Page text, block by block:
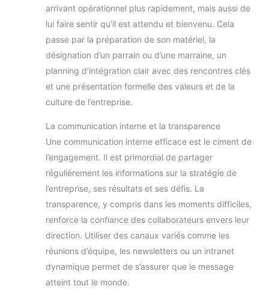
ports, dont un USB 2.0
Type-A, un USB 3.2 Gen 1
Type-C, un USB 3.2 Gen 1
Type-C avec support de la
Power Delivery
arrivant opérationnel plus rapidement, mais aussi de
lui faire sentir qu’il est attendu et bienvenu. Cela
passe par la préparation de son matériel, la
désignation d’un parrain ou d’une marraine, un
planning d’intégration clair avec des rencontres clés
et une présentation formelle des valeurs et de la
culture de l’entreprise.
La communication interne et la transparence
Une communication interne efficace est le ciment de
l’engagement. Il est primordial de partager
régulièrement les informations sur la stratégie de
l’entreprise, ses résultats et ses défis. La
transparence, y compris dans les moments difficiles,
renforce la confiance des collaborateurs envers leur
direction. Utiliser des canaux variés comme les
réunions d’équipe, les newsletters ou un intranet
dynamique permet de s’assurer que le message
atteint tout le monde.